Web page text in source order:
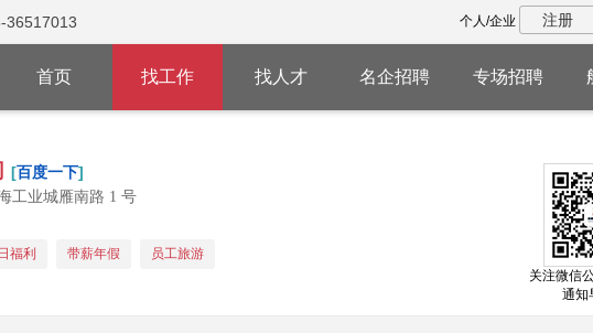
36517013 个人/企业 注册
首页 找工作 找人才 名企招聘 专场招聘
[百度一下]
工业城雁南路 1 号
福利 带薪年假
员工旅游
关注微信
通知